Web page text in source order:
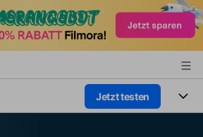
Jetzt testen